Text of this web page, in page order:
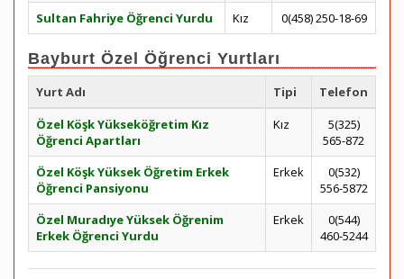
Sultan Fahriye Öğrenci Yurdu
Kız 0(458) 250-18-69
Bayburt Özel Öğrenci Yurtları
Yurt Adı Tipi
Telefon
Özel Köşk Yükseköğretim Kız
Öğrenci Apartları
Kız
5(325)
565-872
Özel Köşk Yüksek Öğretim Erkek
Öğrenci Pansiyonu
Erkek
0(532)
556-5872
Özel Muradıye Yüksek Öğrenim
Erkek Öğrenci Yurdu
Erkek
0(544)
460-5244